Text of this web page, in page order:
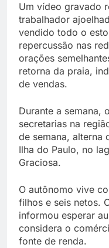
Um vídeo gravado
trabalhador
vendido todo o
repercussão nas
orações
retorna da praia,
de vendas.
Durante a semana,
secretarias na
de semana, alterna
Ilha do Paulo, no
Graciosa.
O autônomo vive
filhos e seis netos.
informou esperar
considera o
fonte de renda.